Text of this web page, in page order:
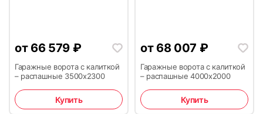
от 66 579 ₽
Гаражные ворота с калиткой
– распашные 3500х2300
Купить
от 68 007 ₽
Гаражные ворота с калиткой
– распашные 4000х2000
Купить